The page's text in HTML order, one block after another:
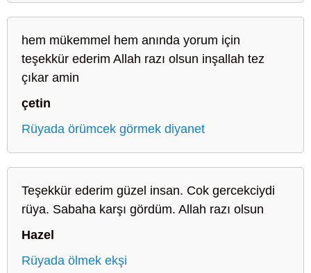
hem mükemmel hem anında yorum için
teşekkür ederim Allah razı olsun inşallah tez
çıkar amin
çetin
Rüyada örümcek görmek diyanet
Teşekkür ederim güzel insan. Cok gercekciydi
rüya. Sabaha karşı gördüm. Allah razı olsun
Hazel
Rüyada ölmek ekşi